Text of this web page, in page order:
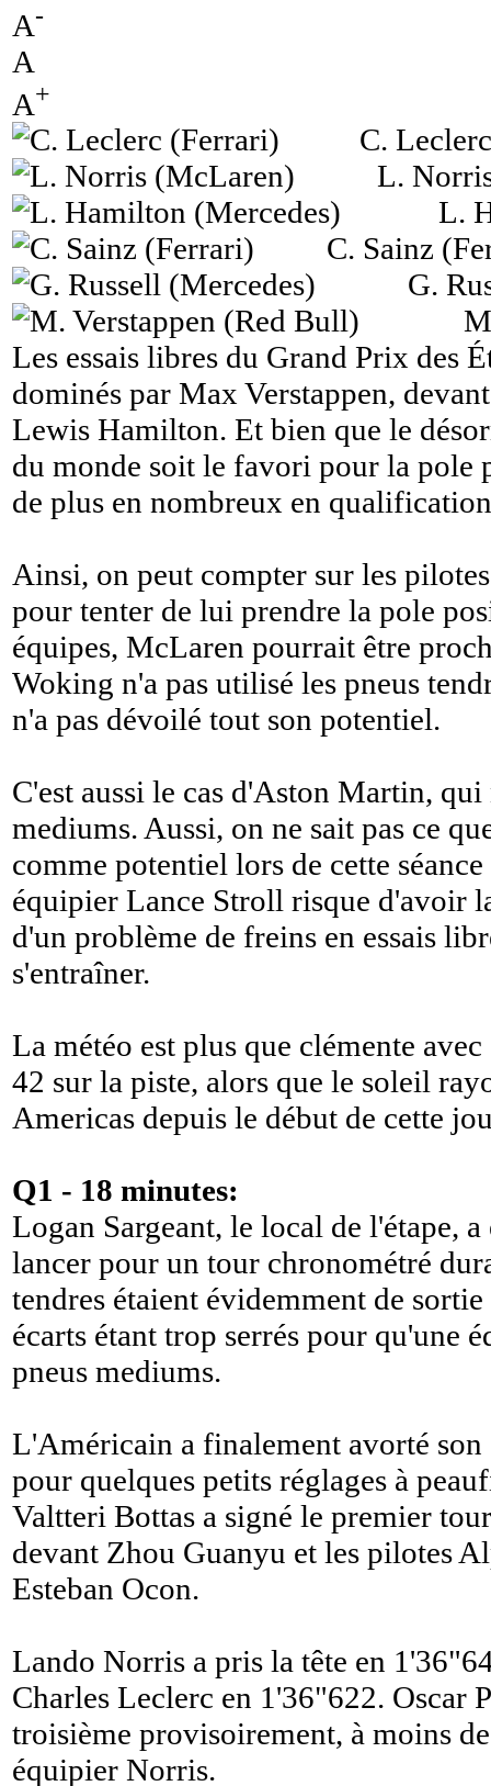
A-
A
A+
C.
L.
L.
C. Sainz
G.
Les essais libres du Grand Prix des
dominés par Max Verstappen,
Lewis Hamilton. Et bien que le
du monde soit le favori pour la pole
de plus en nombreux en
Ainsi, on peut compter sur les
pour tenter de lui prendre la pole
équipes, McLaren pourrait être
Woking n'a pas utilisé les pneus
n'a pas dévoilé tout son potentiel.
C'est aussi le cas d'Aston Martin,
mediums. Aussi, on ne sait pas ce
comme potentiel lors de cette
équipier Lance Stroll risque d'avoir
d'un problème de freins en essais
s'entraîner.
La météo est plus que clémente
42 sur la piste, alors que le soleil
Americas depuis le début de cette
Q1 - 18 minutes:
Logan Sargeant, le local de l'étape, a
lancer pour un tour chronométré
tendres étaient évidemment de
écarts étant trop serrés pour qu'une
pneus mediums.
L'Américain a finalement avorté
pour quelques petits réglages à
Valtteri Bottas a signé le premier
devant Zhou Guanyu et les pilotes
Esteban Ocon.
Lando Norris a pris la tête en
Charles Leclerc en 1'36"622. Oscar
troisième provisoirement, à moins
équipier Norris.